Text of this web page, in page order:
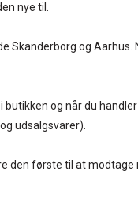
nye til.
og
og når du
udsalgsvarer).
den første til at